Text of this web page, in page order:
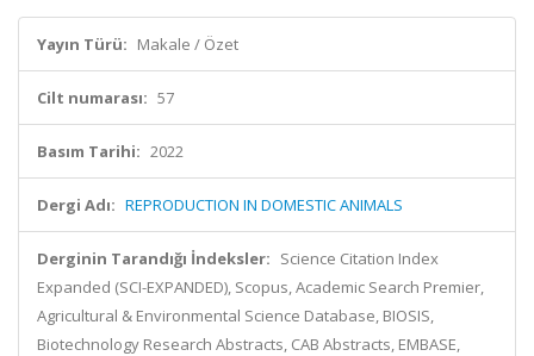
Yayın Türü: Makale / Özet
Cilt numarası: 57
Basım Tarihi: 2022
Dergi Adı: REPRODUCTION IN DOMESTIC ANIMALS
Derginin Tarandığı İndeksler: Science Citation Index
Expanded (SCI-EXPANDED), Scopus, Academic Search Premier,
Agricultural & Environmental Science Database, BIOSIS,
Biotechnology Research Abstracts, CAB Abstracts, EMBASE,